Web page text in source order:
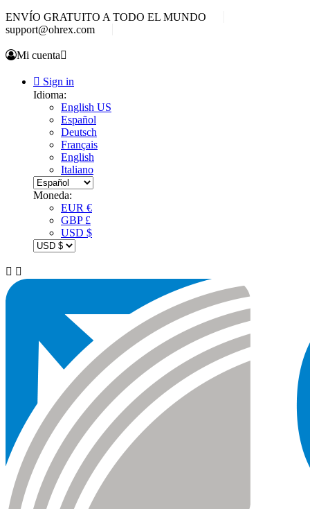
ENVÍO GRATUITO A TODO EL MUNDO
support@ohrex.com
Mi cuenta
 Sign in
Idioma:
English US
Español
Deutsch
Français
English
Italiano
Moneda:
EUR €
GBP £
USD $
 